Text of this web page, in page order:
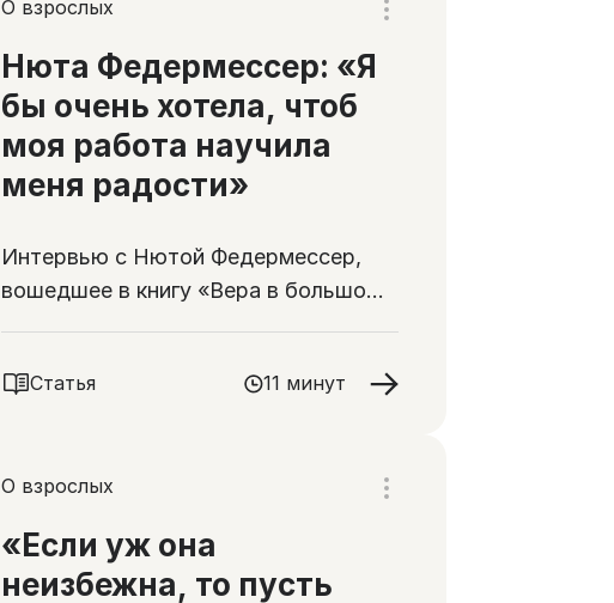
О взрослых
Нюта Федермессер: «Я
бы очень хотела, чтоб
моя работа научила
меня радости»
Интервью с Нютой Федермессер,
вошедшее в книгу «Вера в большом
Статья 11 минут
О взрослых
«Если уж она
неизбежна, то пусть